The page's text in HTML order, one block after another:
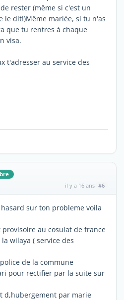
rester (même si c'est un
dit!)Même mariée, si tu n'as
que tu rentres à chaque
visa.
t'adresser au service des
il y a 16 ans #6
sur ton probleme voila
au cosulat de france
wilaya ( service des
de la commune
pour rectifier par la suite sur
d,hubergement par marie